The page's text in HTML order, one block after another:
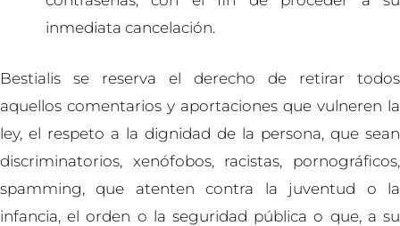
inmediata cancelación.
Bestialis se reserva el derecho de retirar todos
aquellos comentarios y aportaciones que vulneren la
ley, el respeto a la dignidad de la persona, que sean
discriminatorios, xenófobos, racistas, pornográficos,
spamming, que atenten contra la juventud o la
infancia, el orden o la seguridad pública o que, a su